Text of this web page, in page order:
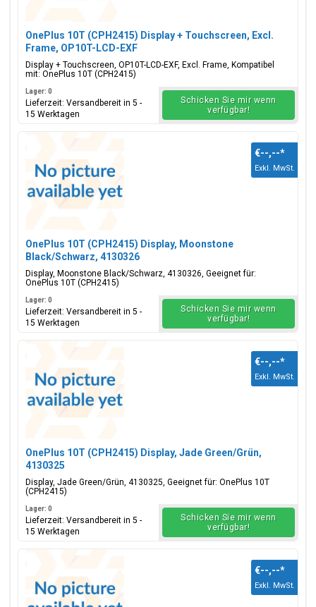
OnePlus 10T (CPH2415) Display + Touchscreen, Excl.
Frame, OP10T-LCD-EXF
Display + Touchscreen, OP10T-LCD-EXF, Excl. Frame, Kompatibel
mit: OnePlus 10T (CPH2415)
Lager: 0
Lieferzeit: Versandbereit in 5 -
15 Werktagen
Schicken Sie mir wenn
verfügbar!
OnePlus 10T (CPH2415) Display, Moonstone
Black/Schwarz, 4130326
Display, Moonstone Black/Schwarz, 4130326, Geeignet für:
OnePlus 10T (CPH2415)
€--,--*
Exkl. MwSt.
Lager: 0
Lieferzeit: Versandbereit in 5 -
15 Werktagen
Schicken Sie mir wenn
verfügbar!
OnePlus 10T (CPH2415) Display, Jade Green/Grün,
4130325
Display, Jade Green/Grün, 4130325, Geeignet für: OnePlus 10T
(CPH2415)
€--,--*
Exkl. MwSt.
Lager: 0
Lieferzeit: Versandbereit in 5 -
15 Werktagen
Schicken Sie mir wenn
verfügbar!
€--,--*
Exkl. MwSt.